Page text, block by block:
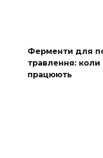
Ферменти для
травлення: коли
працюють